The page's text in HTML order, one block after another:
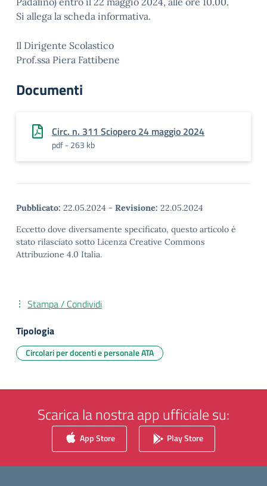
Si allega la scheda informativa.
Il Dirigente Scolastico
Prof.ssa Piera Fattibene
Documenti
Circ. n. 311 Sciopero 24 maggio 2024
pdf - 263 kb
Pubblicato: 22.05.2024 - Revisione: 22.05.2024
Eccetto dove diversamente specificato, questo articolo è
stato rilasciato sotto Licenza Creative Commons
Attribuzione 4.0 Italia.
Stampa / Condividi
Tipologia
Circolari per docenti e personale ATA
Scarica la nostra app ufficiale su:
App Store Play Store